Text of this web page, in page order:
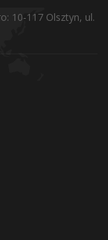
10-117 Olsztyn, ul.